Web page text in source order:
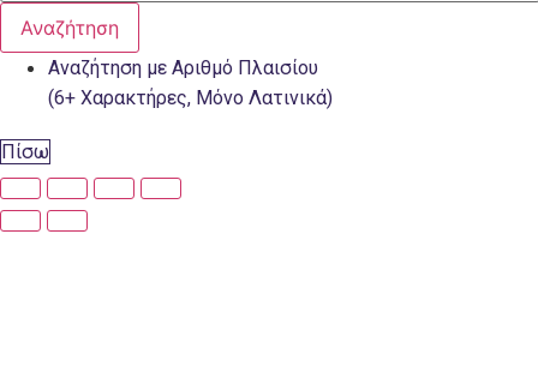
Αναζήτηση
Αναζήτηση με Αριθμό Πλαισίου
(6+ Χαρακτήρες, Μόνο Λατινικά)
Πίσω